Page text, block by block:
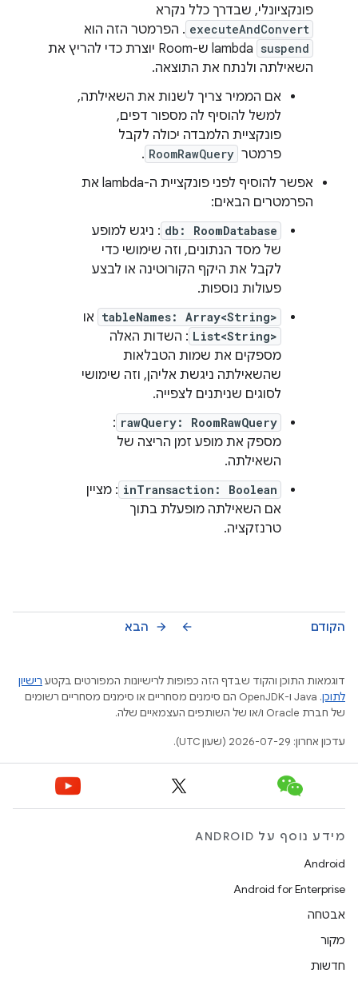
פונקציונלי, שבדרך כלל נקרא
executeAndConvert . הפרמטר הזה הוא
suspend
lambda ש-Room יוצרת כדי להריץ את
השאילתה ולנתח את התוצאה.
אם הממיר צריך לשנות את השאילתה,
למשל להוסיף לה מספור דפים,
פונקציית הלמבדה יכולה לקבל
פרמטר RoomRawQuery
.
אפשר להוסיף לפני פונקציית ה-lambda את
הפרמטרים הבאים:
db: RoomDatabase : ניגש למופע
של מסד הנתונים, וזה שימושי כדי
לקבל את היקף הקורוטינה או לבצע
פעולות נוספות.
tableNames: Array<String> או
List<String> : השדות האלה
מספקים את שמות הטבלאות
שהשאילתה ניגשת אליהן, וזה שימושי
לסוגים שניתנים לצפייה.
rawQuery: RoomRawQuery
:
מספק את מופע זמן הריצה של
השאילתה.
inTransaction: Boolean : מציין
אם השאילתה מופעלת בתוך
טרנזקציה.
הקודם arrow_back הבא arrow_forward
דוגמאות התוכן והקוד שבדף הזה כפופות לרישיונות המפורטים בקטע רישיון
לתוכן
.‏ Java ו-OpenJDK הם סימנים מסחריים או סימנים מסחריים רשומים
של חברת Oracle ו/או של השותפים העצמאיים שלה.
עדכון אחרון: 2026-07-29 (שעון UTC).
מידע נוסף על ANDROID
Android
Android for Enterprise
אבטחה
מקור
חדשות